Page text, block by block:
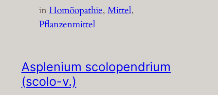
inHomöopathie, Mittel
Pflanzenmittel
Asplenium scolopendrium
(scolo-v.)